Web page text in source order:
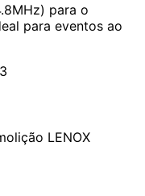
para o
para eventos ao
LENOX